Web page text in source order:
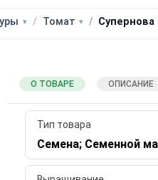
Томат Супернова
О ТОВАРЕ ОПИСАНИЕ
Тип товара
Семена; Семенной